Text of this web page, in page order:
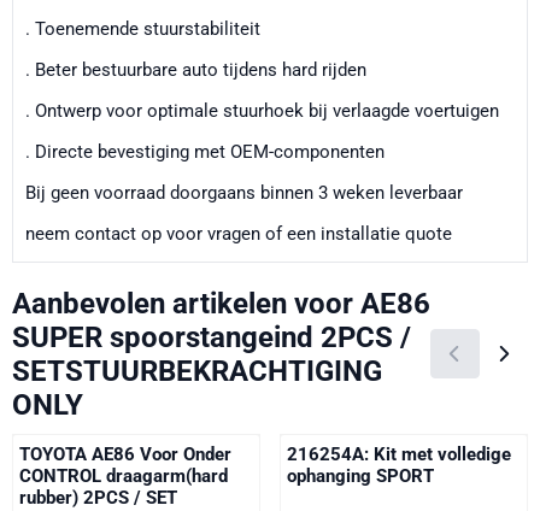
. Toenemende stuurstabiliteit
. Beter bestuurbare auto tijdens hard rijden
. Ontwerp voor optimale stuurhoek bij verlaagde voertuigen
. Directe bevestiging met OEM-componenten
Bij geen voorraad doorgaans binnen 3 weken leverbaar
neem contact op voor vragen of een installatie quote
Aanbevolen artikelen voor AE86
SUPER spoorstangeind 2PCS /
SETSTUURBEKRACHTIGING
ONLY
TOYOTA AE86 Voor Onder
CONTROL draagarm(hard
rubber) 2PCS / SET
216254A: Kit met volledige
ophanging SPORT